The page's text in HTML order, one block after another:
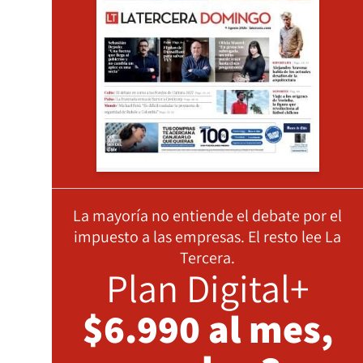
La mayoría no entiende el debate por el
impuesto a las empresas. El resto lee La
Tercera.
Plan Digital+
$6.990 al mes,